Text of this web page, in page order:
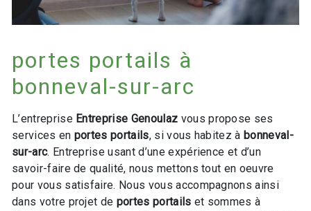
portes portails à
bonneval-sur-arc
L’entreprise Entreprise Genoulaz vous propose ses
services en portes portails, si vous habitez à bonneval-
sur-arc. Entreprise usant d’une expérience et d’un
savoir-faire de qualité, nous mettons tout en oeuvre
pour vous satisfaire. Nous vous accompagnons ainsi
dans votre projet de portes portails et sommes à